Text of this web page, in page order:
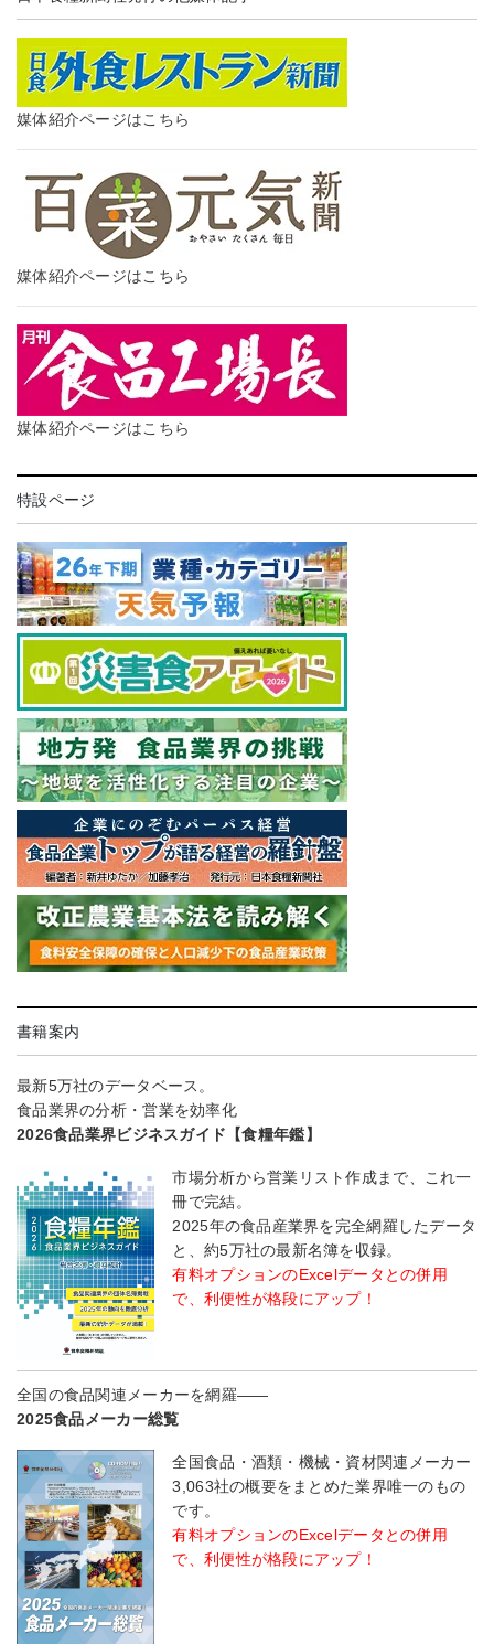
媒体紹介ページはこちら
媒体紹介ページはこちら
媒体紹介ページはこちら
特設ページ
書籍案内
最新5万社のデータベース。
食品業界の分析・営業を効率化
2026食品業界ビジネスガイド【食糧年鑑】
市場分析から営業リスト作成まで、これ一
冊で完結。
2025年の食品産業界を完全網羅したデータ
と、約5万社の最新名簿を収録。
有料オプションのExcelデータとの併用
で、利便性が格段にアップ！
全国の食品関連メーカーを網羅――
2025食品メーカー総覧
全国食品・酒類・機械・資材関連メーカー
3,063社の概要をまとめた業界唯一のもの
です。
有料オプションのExcelデータとの併用
で、利便性が格段にアップ！